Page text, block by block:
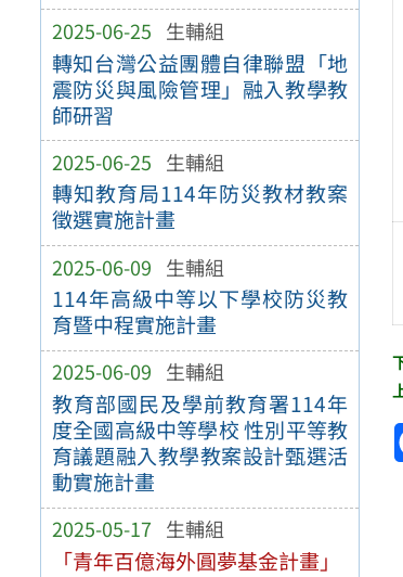
2025-06-25 生輔組
轉知台灣公益團體自律聯盟「地
震防災與風險管理」融入教學教
師研習
2025-06-25 生輔組
轉知教育局114年防災教材教案
徵選實施計畫
2025-06-09 生輔組
114年高級中等以下學校防災教
育暨中程實施計畫
2025-06-09 生輔組
教育部國民及學前教育署114年
度全國高級中等學校 性別平等教
育議題融入教學教案設計甄選活
動實施計畫
2025-05-17 生輔組
「青年百億海外圓夢基金計畫」